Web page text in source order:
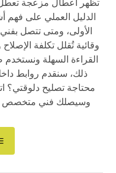
تظهر أعطال مزعجة تعطل
الدليل العملي على
الأولى، ومتى تتصل
وقائية تُقلل تكلفة
القراءة السهلة ونستخدم
ذلك، سنقدم روابط
وسيصلك فني متخصص